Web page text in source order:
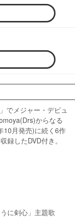
でメジャー・デビュ
からなる
10月発売)に続く6作
録したDVD付き。
に剣心」主題歌